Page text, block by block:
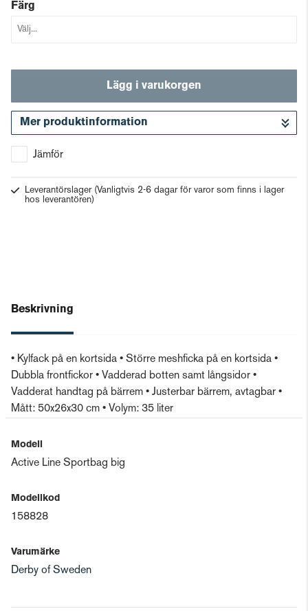
Färg
Lägg i varukorgen
Mer produktinformation
Jämför
Leverantörslager (Vanligtvis 2-6 dagar för varor som finns i lager
hos leverantören)
Beskrivning
• Kylfack på en kortsida • Större meshficka på en kortsida •
Dubbla frontfickor • Vadderad botten samt långsidor •
Vadderat handtag på bärrem • Justerbar bärrem, avtagbar •
Mått: 50x26x30 cm • Volym: 35 liter
Modell
Active Line Sportbag big
Modellkod
158828
Varumärke
Derby of Sweden